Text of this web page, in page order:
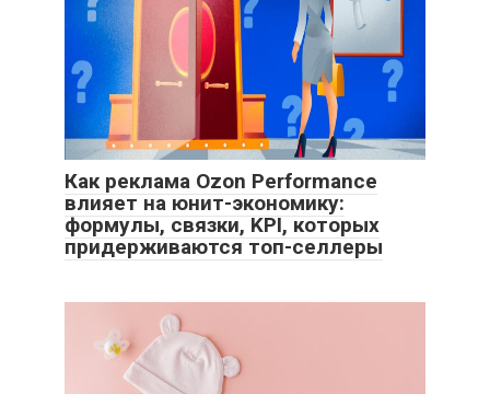
Как реклама Ozon Performance
влияет на юнит-экономику:
формулы, связки, KPI, которых
придерживаются топ-селлеры